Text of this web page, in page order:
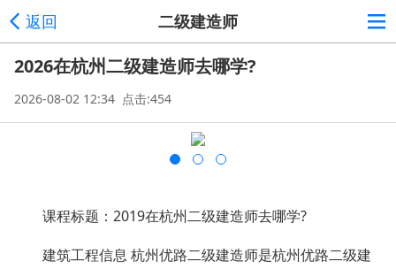
返回 二级建造师
2026在杭州二级建造师去哪学?
2026-08-02 12:34 点击:454
课程标题：2019在杭州二级建造师去哪学?
建筑工程信息 杭州优路二级建造师是杭州优路二级建